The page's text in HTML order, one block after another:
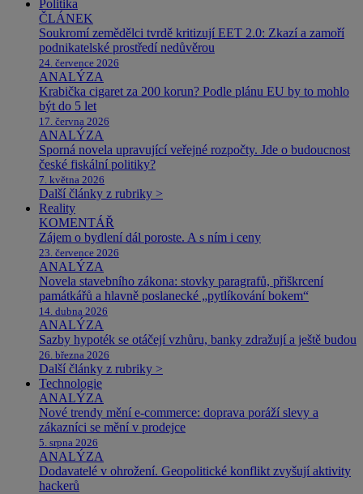
Politika
ČLÁNEK
Soukromí zemědělci tvrdě kritizují EET 2.0: Zkazí a zamoří
podnikatelské prostředí nedůvěrou
24. července 2026
ANALÝZA
Krabička cigaret za 200 korun? Podle plánu EU by to mohlo
být do 5 let
17. června 2026
ANALÝZA
Sporná novela upravující veřejné rozpočty. Jde o budoucnost
české fiskální politiky?
7. května 2026
Další články z rubriky >
Reality
KOMENTÁŘ
Zájem o bydlení dál poroste. A s ním i ceny
23. července 2026
ANALÝZA
Novela stavebního zákona: stovky paragrafů, přiškrcení
památkářů a hlavně poslanecké „pytlíkování bokem“
14. dubna 2026
ANALÝZA
Sazby hypoték se otáčejí vzhůru, banky zdražují a ještě budou
26. března 2026
Další články z rubriky >
Technologie
ANALÝZA
Nové trendy mění e-commerce: doprava poráží slevy a
zákazníci se mění v prodejce
5. srpna 2026
ANALÝZA
Dodavatelé v ohrožení. Geopolitické konflikt zvyšují aktivity
hackerů